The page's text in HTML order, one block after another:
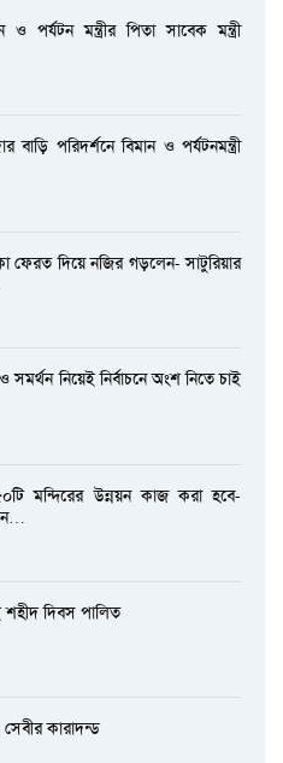
ও পর্যটন মন্ত্রীর পিতা সাবেক মন্ত্রী
বাড়ি পরিদর্শনে বিমান ও পর্যটনমন্ত্রী
ফেরত দিয়ে নজির গড়লেন- সাটুরিয়ার
নিয়েই নির্বাচনে অংশ নিতে চাই
মন্দিরের উন্নয়ন কাজ করা হবে-
শহীদ দিবস পালিত
কারাদন্ড